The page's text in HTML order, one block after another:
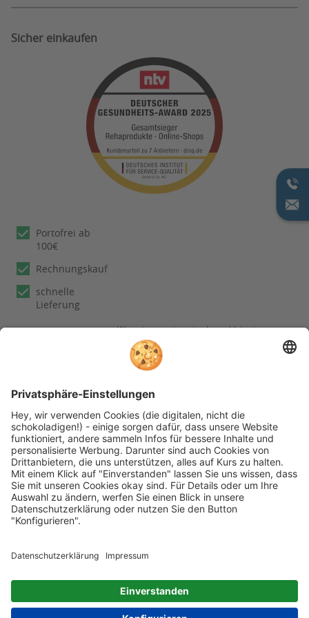
Sicher einkaufen
Portofrei ab
100€
Rechnungskauf
schnelle
Lieferung
Wir nutzen reviews.io als unabhängigen
Dienstleister für die Einholung von
Bewertungen. Erfahren Sie mehr unter
unserenInformationen zu
Kundenbewertungen
Folgen Sie rehashop auch auf folgenden Kanälen
* Alle Preise inkl. gesetzl. Mehrwertsteuer zzgl.
Versandkosten wenn nicht anders beschrieben